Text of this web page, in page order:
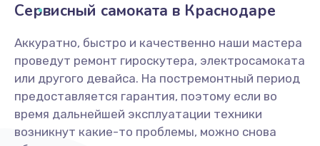
Сервисный самоката в Краснодаре
Аккуратно, быстро и качественно наши мастера
проведут ремонт гироскутера, электросамоката
или другого девайса. На постремонтный период
предоставляется гарантия, поэтому если во
время дальнейшей эксплуатации техники
возникнут какие-то проблемы, можно снова